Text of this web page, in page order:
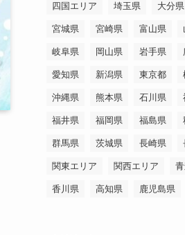
四国エリア 埼玉県 大分県
宮城県 宮崎県 富山県
岐阜県 岡山県 岩手県
愛知県 新潟県 東京都
沖縄県 熊本県 石川県
福井県 福岡県 福島県
群馬県 茨城県 長崎県
関東エリア 関西エリア
香川県 高知県 鹿児島県